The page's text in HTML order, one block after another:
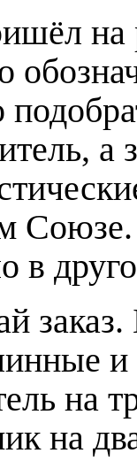
на
а
в
заказ.
на
на